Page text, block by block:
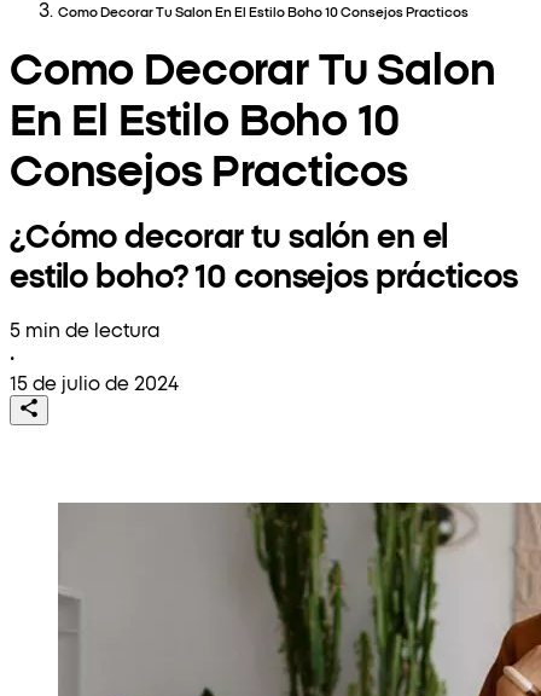
Como Decorar Tu Salon En El Estilo Boho 10 Consejos Practicos
Como Decorar Tu Salon
En El Estilo Boho 10
Consejos Practicos
¿Cómo decorar tu salón en el
estilo boho? 10 consejos prácticos
5 min de lectura
•
15 de julio de 2024